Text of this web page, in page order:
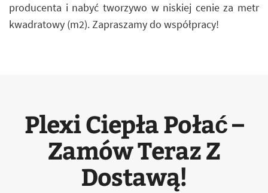
producenta i nabyć tworzywo w niskiej cenie za metr
kwadratowy (m2). Zapraszamy do współpracy!
Plexi Ciepła Połać –
Zamów Teraz Z
Dostawą!